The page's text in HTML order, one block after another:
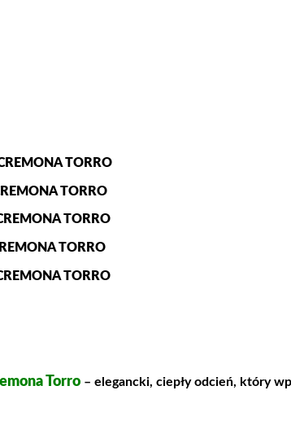
TORRO
TORRO
TORRO
TORRO
TORRO
Torro – elegancki, ciepły odcień, który